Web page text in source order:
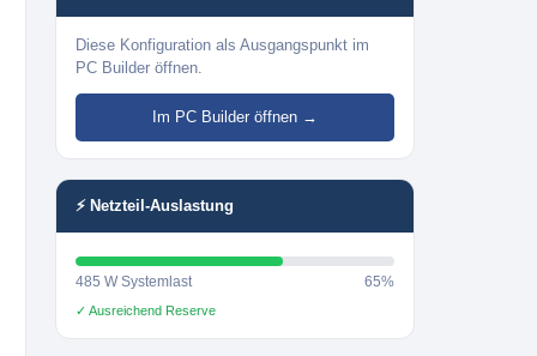
Diese Konfiguration als Ausgangspunkt im
PC Builder öffnen.
Im PC Builder öffnen →
⚡ Netzteil-Auslastung
485 W Systemlast 65%
✓ Ausreichend Reserve